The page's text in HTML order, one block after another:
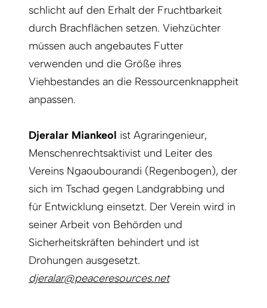
schlicht auf den Erhalt der Fruchtbarkeit
durch Brachflächen setzen. Viehzüchter
müssen auch angebautes Futter
verwenden und die Größe ihres
Viehbestandes an die Ressourcenknappheit
anpassen.
Djeralar Miankeol ist Agraringenieur,
Menschenrechtsaktivist und Leiter des
Vereins Ngaoubourandi (Regenbogen), der
sich im Tschad gegen Landgrabbing und
für Entwicklung einsetzt. Der Verein wird in
seiner Arbeit von Behörden und
Sicherheitskräften behindert und ist
Drohungen ausgesetzt.
djeralar@peaceresources.net